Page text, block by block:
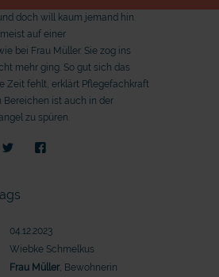
doch will kaum jemand hin.
auf einer
bei Frau Müller. Sie zog ins
mehr ging. So gut sich das
Zeit fehlt, erklärt Pflegefachkraft
Bereichen ist auch in der
zu spüren.
04.12.2023
Wiebke Schmelkus
Frau Müller, Bewohnerin